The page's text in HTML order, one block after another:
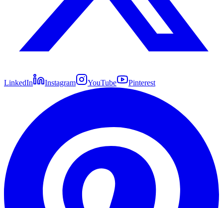
LinkedIn Instagram YouTube Pinterest